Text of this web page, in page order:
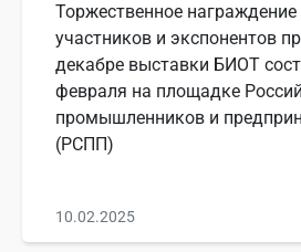
Торжественное
участников и экспонентов
декабре выставки БИОТ
февраля на площадке
промышленников и
(РСПП)
10.02.2025